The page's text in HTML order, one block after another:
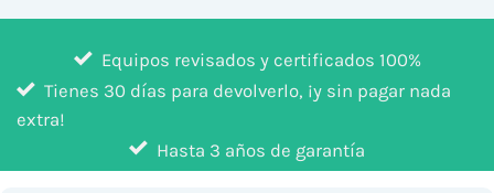
Equipos revisados y certificados 100%
Tienes 30 días para devolverlo, ¡y sin pagar nada
extra!
Hasta 3 años de garantía